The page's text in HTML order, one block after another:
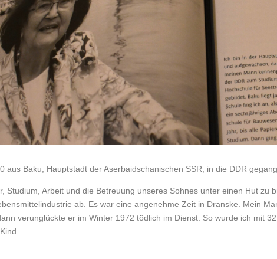
aus Baku, Hauptstadt der Aserbaidschanischen SSR, in die DDR
Studium, Arbeit und die Betreuung unseres Sohnes unter einen Hut
ab. Es war eine angenehme Zeit in Dranske. Mein
verunglückte er im Winter 1972 tödlich im Dienst. So wurde ich mit